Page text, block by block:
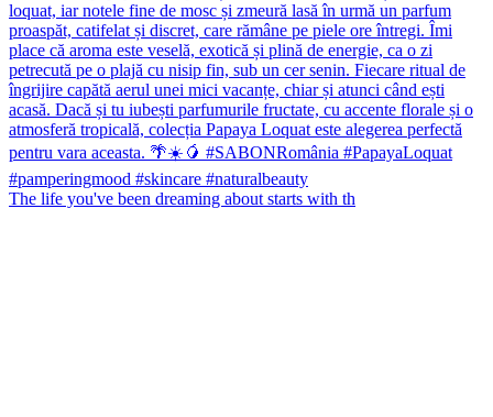
The life you've been dreaming about starts with th